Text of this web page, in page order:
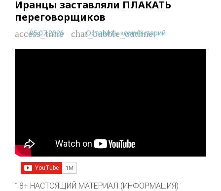
Иранцы заставляли ПЛАКАТЬ
переговорщиков
access_time
05.07.2026 chat_bubble_outline
Оставить комментарий
18+ НАСТОЯЩИЙ МАТЕРИАЛ (ИНФОРМАЦИЯ)